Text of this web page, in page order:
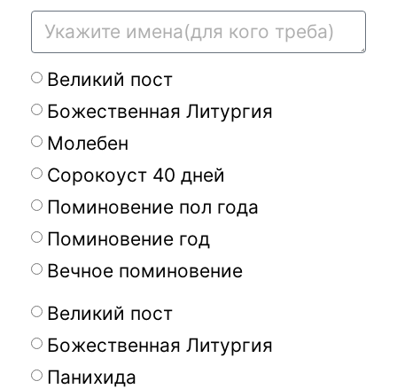
Великий пост
Божественная Литургия
Молебен
Сорокоуст 40 дней
Поминовение пол года
Поминовение год
Вечное поминовение
Великий пост
Божественная Литургия
Панихида